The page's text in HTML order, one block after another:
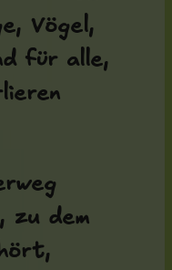
Vögel,
für alle,
zu dem